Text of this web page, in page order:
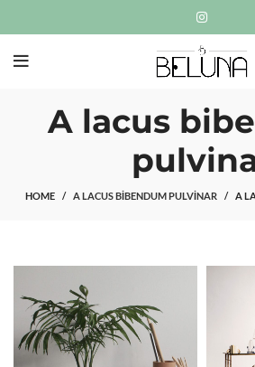
A lacus
HOME A LACUS BIBENDUM PULVINAR A